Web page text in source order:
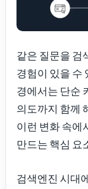
같은 질문을 검
경험이 있을 수
경에서는 단순
의도까지 함께
이런 변화 속에
만드는 핵심 요
검색엔진 시대